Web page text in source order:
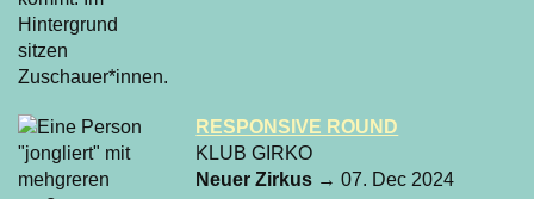
RESPONSIVE ROUND
KLUB GIRKO
Neuer Zirkus → 07. Dec 2024